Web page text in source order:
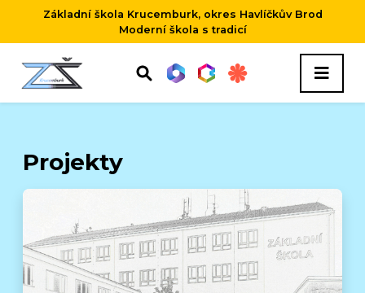
Základní škola Krucemburk, okres Havlíčkův Brod
Moderní škola s tradicí
Projekty